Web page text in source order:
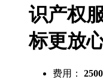
识产权
标更放心
费用：